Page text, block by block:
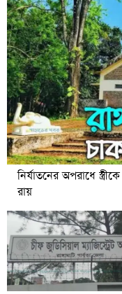
নির্যাতনের অপরাধে
রায়